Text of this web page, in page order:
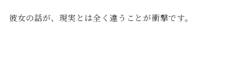
彼女の話が、現実とは全く違うことが衝撃です。